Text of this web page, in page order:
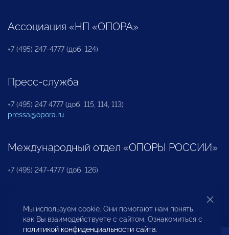
Ассоциация «НП «ОПОРА»
+7 (495) 247-4777 (доб. 124)
Пресс-служба
+7 (495) 247 4777 (доб. 115, 114, 113)
pressa@opora.ru
Международный отдел «ОПОРЫ РОССИИ»
+7 (495) 247-4777 (доб. 126)
Бюро по защите прав предпринимателей и
инвесторов
Мы используем cookie. Они помогают нам понять,
как Вы взаимодействуете с сайтом. Ознакомиться с
политикой конфиденциальности сайта.